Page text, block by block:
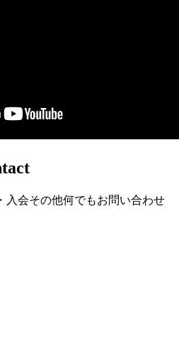
入会その他何でもお問い合わせ